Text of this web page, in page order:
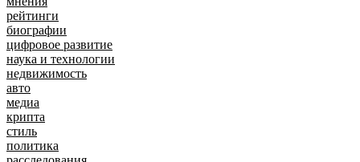
рейтинги
биографии
цифровое развитие
наука и технологии
недвижимость
авто
медиа
крипта
стиль
политика